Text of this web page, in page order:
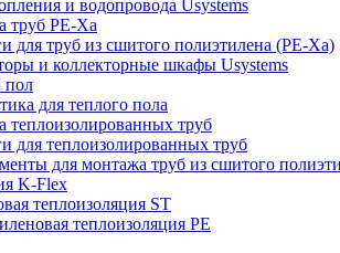
и водопровода Usystems
труб PE-Xa
для труб из сшитого полиэтилена (PE-Xa)
и коллекторные шкафы Usystems
пол
для теплого пола
теплоизолированных труб
для теплоизолированных труб
для монтажа труб из сшитого
K-Flex
теплоизоляция ST
теплоизоляция PE